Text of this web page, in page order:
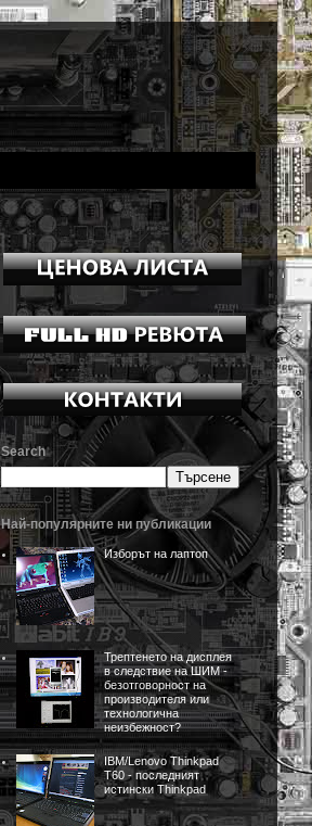
Search
Най-популярните ни публикации
Изборът на лаптоп
Трептенето на дисплея
в следствие на ШИМ -
безотговорност на
производителя или
технологична
неизбежност?
IBM/Lenovo Thinkpad
T60 - последният
истински Thinkpad